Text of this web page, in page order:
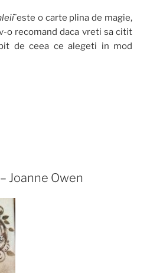
¨este o carte plina de magie,
o recomand daca vreti sa citit
de ceea ce alegeti in mod
Joanne Owen